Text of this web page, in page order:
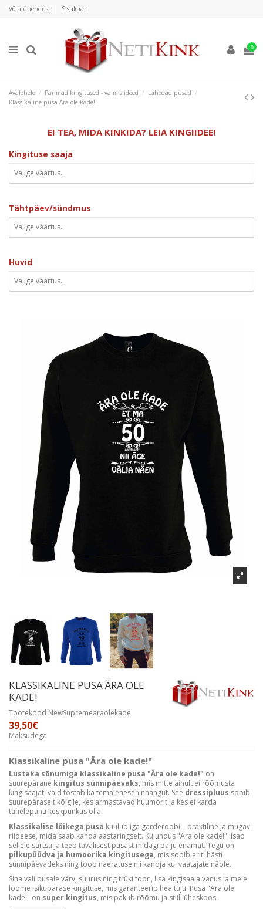
Võta ühendust Sisukaart
0
Avalehele Parimad kingitused - valmis ideed
Lahedad pusad
Klassikaline pusa Ära ole kade!
EI TEA, MIDA KINKIDA? LEIA KINGIIDEE!
Kingituse saaja
Tähtpäev/sündmus
Huvid
KLASSIKALINE PUSA ÄRA OLE
KADE!
Tootekood NewSupremearaolekade
39,50€
Maksudega
Klassikaline pusa "Ära ole kade!"
Lustaka sõnumiga klassikaline pusa "Ära ole kade!" on
suurepärane kingitus sünnipäevaks, mis mitte ainult ei rõõmusta
kingisaajat, vaid tõstab ka tema enesehinnangut. See dressipluus sobib
suurepäraselt kõigile, kes armastavad huumorit ja kes ei karda
tähelepanu keskpunktis olla.
Klassikalise lõikega pusa kuulub iga garderoobi – praktiline ja mugav
riideese, mida saab kanda aastaringselt. Kujundus "Ära ole kade!" lisab
sellele särtsu ja teeb tavalisest pusast midagi palju enamat. Tegu on
pilkupüüdva ja humoorika kingitusega, mis sobib eriti hästi
sünnipäevadeks ning toob naeratuse nii kandja kui vaatajate näole.
Sina vali pusale värv, suurus ning trüki toon, lisa kingisaaja vanus ja meie
loome isikupärase kingituse, mis garanteerib hea tuju. Pusa "Ära ole
kade!" on super kingitus, mis pakub rõõmu ja stiili üheskoos.